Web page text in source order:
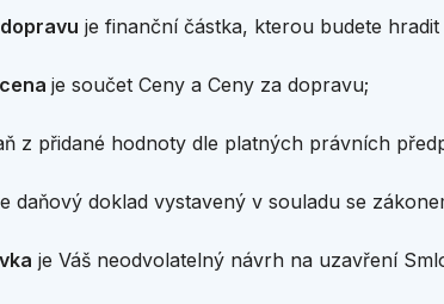
je finanční částka, kterou budete
je součet Ceny a Ceny za dopravu;
z přidané hodnoty dle platných právních
daňový doklad vystavený v souladu se
je Váš neodvolatelný návrh na uzavření